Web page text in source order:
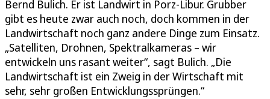
Bernd Bulich. Er ist Landwirt in Porz-Libur. Grubber
gibt es heute zwar auch noch, doch kommen in der
Landwirtschaft noch ganz andere Dinge zum Einsatz.
„Satelliten, Drohnen, Spektralkameras – wir
entwickeln uns rasant weiter“, sagt Bulich. „Die
Landwirtschaft ist ein Zweig in der Wirtschaft mit
sehr, sehr großen Entwicklungssprüngen.“